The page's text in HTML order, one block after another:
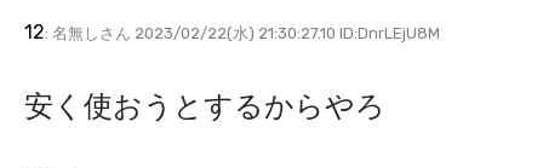
12: 名無しさん 2023/02/22(水) 21:30:27.10 ID:DnrLEjU8M
安く使おうとするからやろ